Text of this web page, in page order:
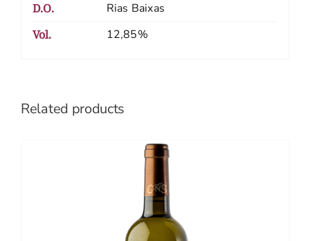
D.O.
Rias Baixas
Vol.
12,85%
Related products